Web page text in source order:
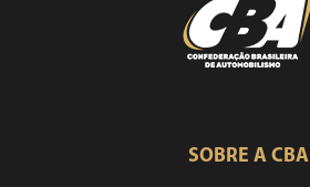
SOBRE A CBA